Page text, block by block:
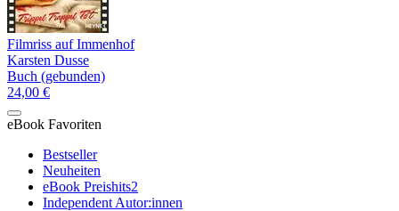
Filmriss auf Immenhof
Karsten Dusse
Buch (gebunden)
24,00 €
eBook Favoriten
Bestseller
Neuheiten
eBook Preishits2
Independent Autor:innen